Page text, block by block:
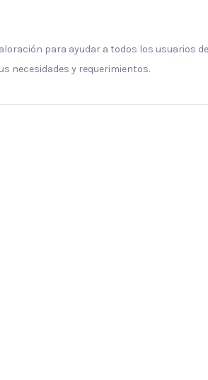
para ayudar a todos los usuarios
necesidades y requerimientos.